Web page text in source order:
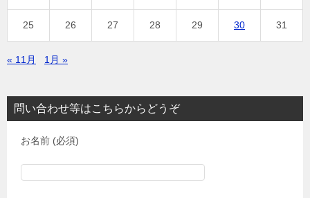
25 26 27 28 29 30 31
« 11月 1月 »
問い合わせ等はこちらからどうぞ
お名前 (必須)